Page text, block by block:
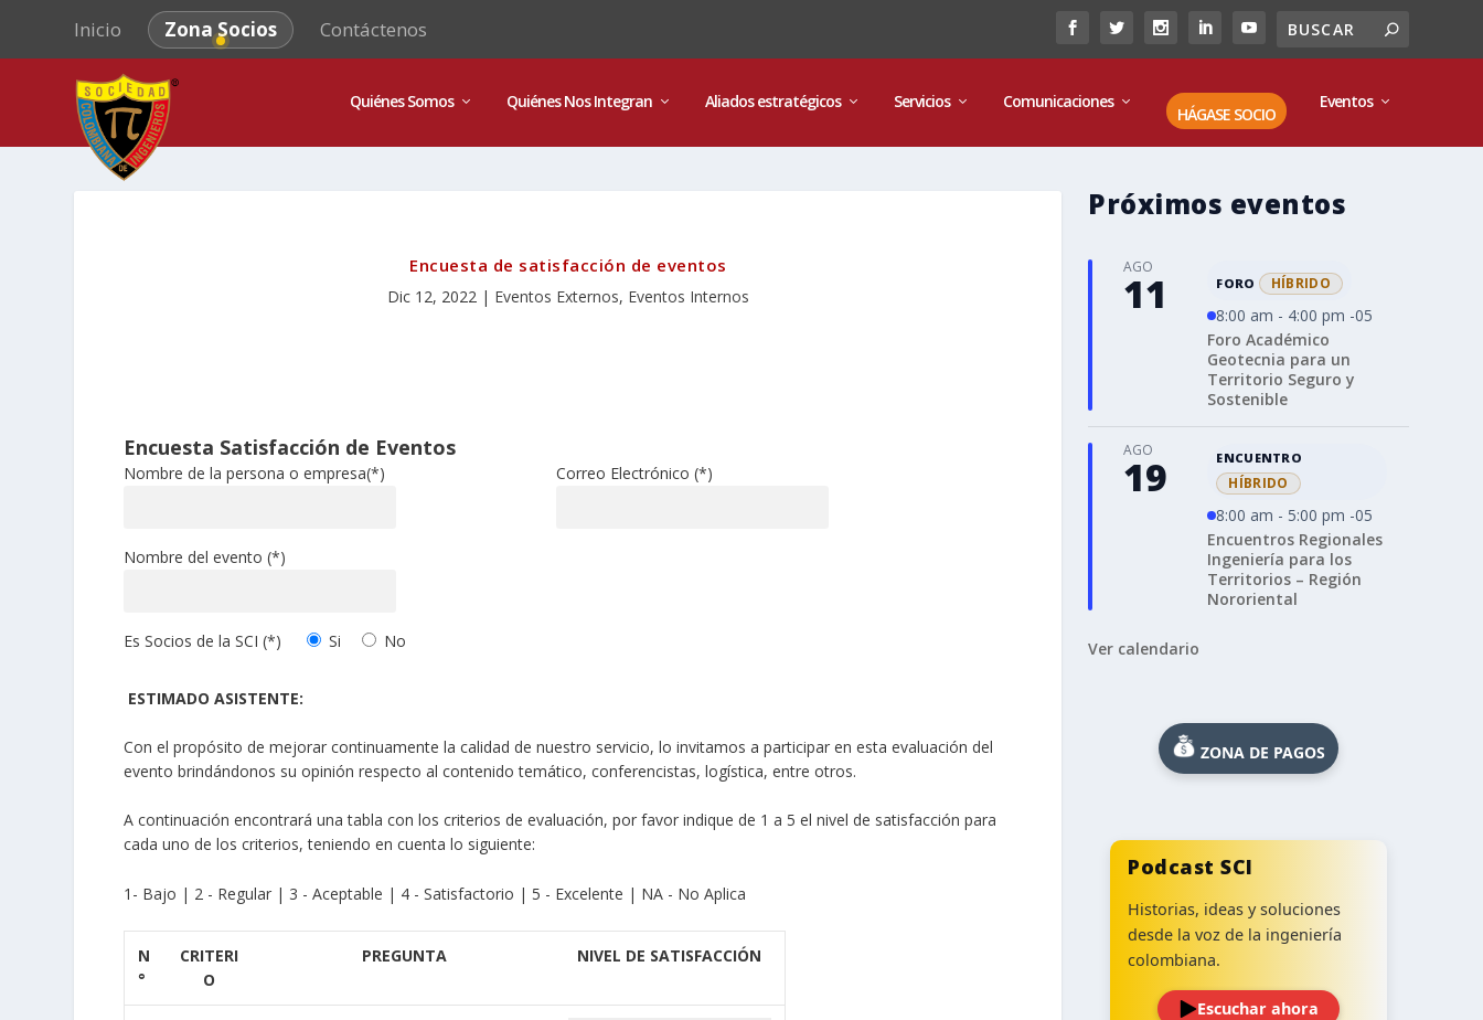
Inicio Zona Socios Contáctenos
Quiénes Somos Quiénes Nos Integran Aliados estratégicos Servicios Comunicaciones
HÁGASE SOCIO
Eventos
Encuesta de satisfacción de eventos
Dic 12, 2022| Eventos Externos, Eventos Internos
Encuesta Satisfacción de Eventos
Nombre de la persona o empresa(*) Correo Electrónico (*)
Nombre del evento (*)
Es Socios de la SCI (*) Si No
ESTIMADO ASISTENTE:
Con el propósito de mejorar continuamente la calidad de nuestro servicio, lo invitamos a participar en esta evaluación del
evento brindándonos su opinión respecto al contenido temático, conferencistas, logística, entre otros.
A continuación encontrará una tabla con los criterios de evaluación, por favor indique de 1 a 5 el nivel de satisfacción para
cada uno de los criterios, teniendo en cuenta lo siguiente:
1- Bajo | 2 - Regular | 3 - Aceptable | 4 - Satisfactorio | 5 - Excelente | NA - No Aplica
N
°
CRITERI
O
PREGUNTA NIVEL DE SATISFACCIÓN
Próximos eventos
AGO
11 FORO HÍBRIDO
8:00 am - 4:00 pm -05
Foro Académico
Geotecnia para un
Territorio Seguro y
Sostenible
AGO
19 ENCUENTRO
HÍBRIDO
8:00 am - 5:00 pm -05
Encuentros Regionales
Ingeniería para los
Territorios – Región
Nororiental
Ver calendario
ZONA DE PAGOS
Podcast SCI
Historias, ideas y soluciones
desde la voz de la ingeniería
colombiana.
Escuchar ahora